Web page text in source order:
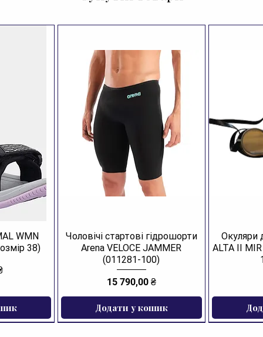
WMN
38)
Чоловічі стартові гідрошорти
Arena VELOCE JAMMER
(011281-100)
Ціна
15 790,00 ₴
Додати у кошик
Окуляри
ALTA II